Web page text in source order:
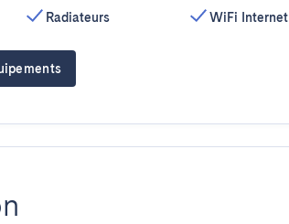
Radiateurs
WiFi Internet